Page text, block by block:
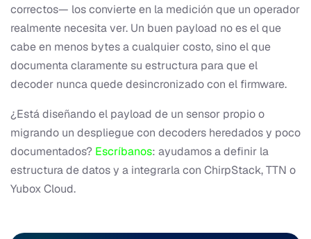
correctos— los convierte en la medición que un operador
realmente necesita ver. Un buen payload no es el que
cabe en menos bytes a cualquier costo, sino el que
documenta claramente su estructura para que el
decoder nunca quede desincronizado con el firmware.
¿Está diseñando el payload de un sensor propio o
migrando un despliegue con decoders heredados y poco
documentados? Escríbanos: ayudamos a definir la
estructura de datos y a integrarla con ChirpStack, TTN o
Yubox Cloud.